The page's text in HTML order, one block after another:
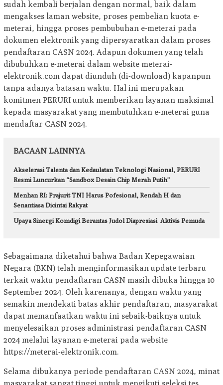
sudah kembali berjalan dengan normal, baik dalam
mengakses laman website, proses pembelian kuota e-
meterai, hingga proses pembubuhan e-meterai pada
dokumen elektronik yang dipersyaratkan dalam proses
pendaftaran CASN 2024. Adapun dokumen yang telah
dibubuhkan e-meterai dalam website meterai-
elektronik.com dapat diunduh (di-download) kapanpun
tanpa adanya batasan waktu. Hal ini merupakan
komitmen PERURI untuk memberikan layanan maksimal
kepada masyarakat yang membutuhkan e-meterai guna
mendaftar CASN 2024.
BACAAN LAINNYA
Akselerasi Talenta dan Kedaulatan Teknologi Nasional, PERURI
Resmi Luncurkan “Sandbox Desain Chip Merah Putih”
Menhan RI: Prajurit TNI Harus Pofesional, Rendah H dan
Senantiasa Dicintai Rakyat
Upaya Sinergi Komdigi Berantas Judol Diapresiasi Aktivis Pemuda
Sebagaimana diketahui bahwa Badan Kepegawaian
Negara (BKN) telah menginformasikan update terbaru
terkait waktu pendaftaran CASN masih dibuka hingga 10
September 2024. Oleh karenanya, dengan waktu yang
semakin mendekati batas akhir pendaftaran, masyarakat
dapat memanfaatkan waktu ini sebaik-baiknya untuk
menyelesaikan proses administrasi pendaftaran CASN
2024 melalui layanan e-meterai pada website
https://meterai-elektronik.com.
Selama dibukanya periode pendaftaran CASN 2024, minat